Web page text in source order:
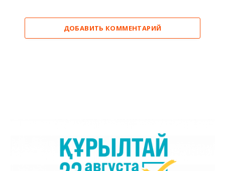
ДОБАВИТЬ КОММЕНТАРИЙ